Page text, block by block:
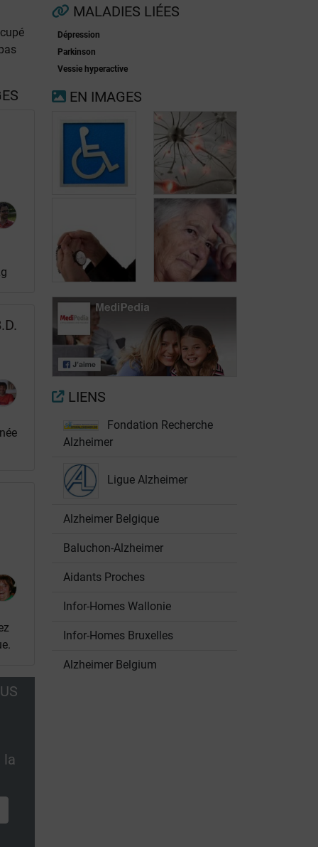
la
Insuffisance
pancréatique
exocrine
MALADIES LIÉES
Dépression
Parkinson
Vessie hyperactive
EN IMAGES
Quelles
réductions en
cas de maladie
d’Alzheimer?
Quelle est
l’évolution de la
maladie
d’Alzheimer?
Maladie
d’Alzheimer:
pas juste des
troubles de la
mémoire
Les troubles du
comportement
dans la maladie
d’Alzheimer
LIENS
Fondation Recherche
Alzheimer
Ligue Alzheimer
Alzheimer Belgique
Baluchon-Alzheimer
Aidants Proches
Infor-Homes Wallonie
Infor-Homes Bruxelles
Alzheimer Belgium